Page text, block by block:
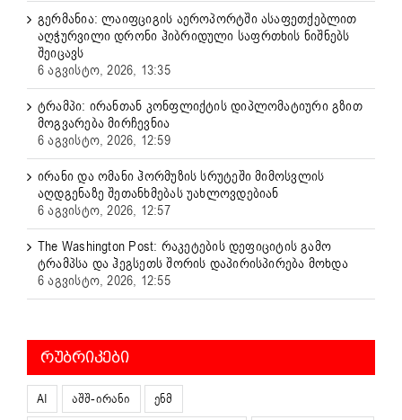
გერმანია: ლაიფციგის აეროპორტში ასაფეთქებლით
აღჭურვილი დრონი ჰიბრიდული საფრთხის ნიშნებს
შეიცავს
6 აგვისტო, 2026, 13:35
ტრამპი: ირანთან კონფლიქტის დიპლომატიური გზით
მოგვარება მირჩევნია
6 აგვისტო, 2026, 12:59
ირანი და ომანი ჰორმუზის სრუტეში მიმოსვლის
აღდგენაზე შეთანხმებას უახლოვდებიან
6 აგვისტო, 2026, 12:57
The Washington Post: რაკეტების დეფიციტის გამო
ტრამპსა და ჰეგსეთს შორის დაპირისპირება მოხდა
6 აგვისტო, 2026, 12:55
ᲠᲣᲑᲠᲘᲙᲔᲑᲘ
AI აშშ-ირანი
ენმ